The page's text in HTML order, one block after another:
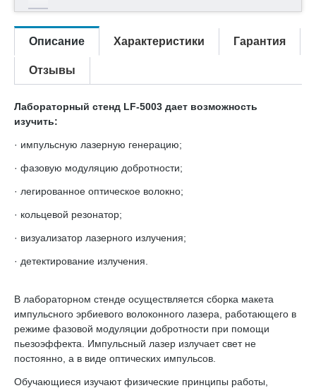
Описание Характеристики Гарантия
Отзывы
Лабораторный стенд LF-5003 дает возможность
изучить:
· импульсную лазерную генерацию;
· фазовую модуляцию добротности;
· легированное оптическое волокно;
· кольцевой резонатор;
· визуализатор лазерного излучения;
· детектирование излучения.
В лабораторном стенде осуществляется сборка макета
импульсного эрбиевого волоконного лазера, работающего в
режиме фазовой модуляции добротности при помощи
пьезоэффекта. Импульсный лазер излучает свет не
постоянно, а в виде оптических импульсов.
Обучающиеся изучают физические принципы работы,